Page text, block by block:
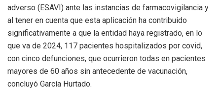
adverso (ESAVI) ante las instancias de farmacovigilancia y
al tener en cuenta que esta aplicación ha contribuido
significativamente a que la entidad haya registrado, en lo
que va de 2024, 117 pacientes hospitalizados por covid,
con cinco defunciones, que ocurrieron todas en pacientes
mayores de 60 años sin antecedente de vacunación,
concluyó García Hurtado.